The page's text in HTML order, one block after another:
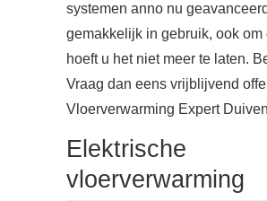
systemen anno nu
gemakkelijk in gebruik, ook om
hoeft u het niet meer te laten.
Vraag dan eens vrijblijvend
Vloerverwarming Expert
Elektrische
vloerverwarming